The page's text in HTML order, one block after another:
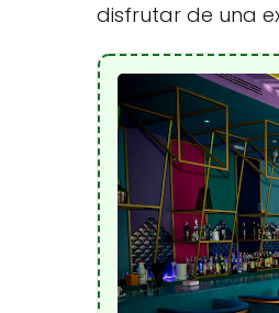
disfrutar de una